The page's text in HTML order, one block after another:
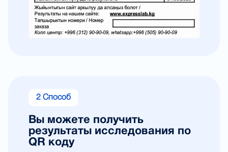
2 Способ
Вы можете получить
результаты исследования по
QR коду